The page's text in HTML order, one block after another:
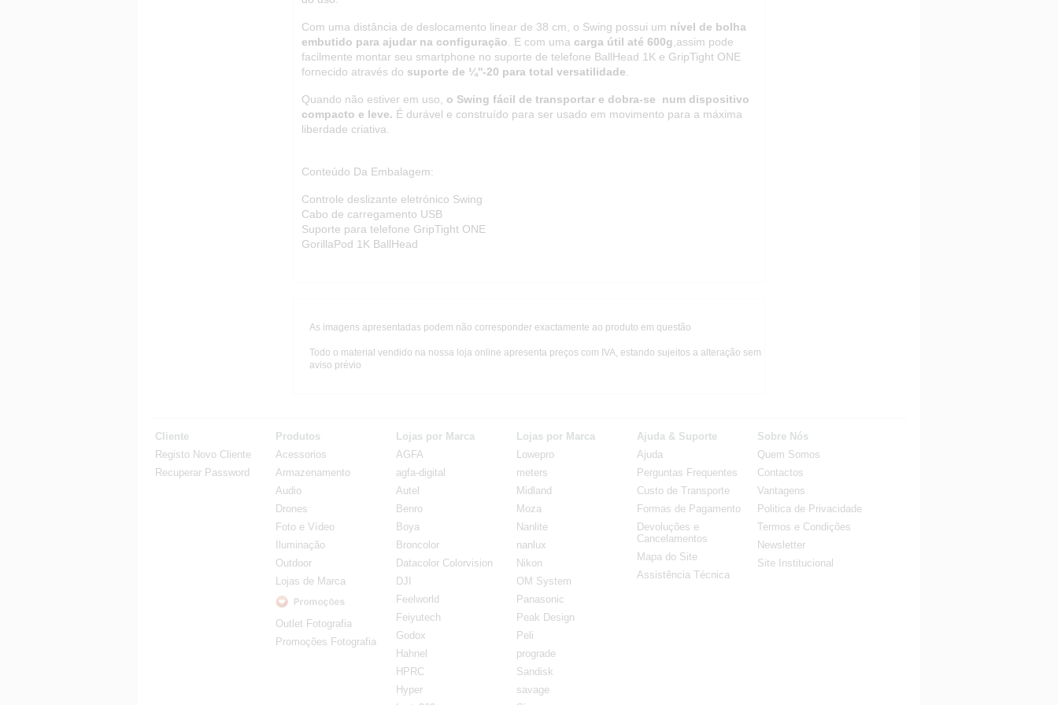
Com uma distância de deslocamento linear de 38 cm, o Swing possui um nível de bolha
embutido para ajudar na configuração . E com uma carga útil até 600g ,assim pode
facilmente montar seu smartphone no suporte de telefone BallHead 1K e GripTight ONE
fornecido através do suporte de ¼''-20 para total versatilidade
Quando não estiver em uso,
o Swing fácil de transportar e dobra-se num dispositivo
compacto e leve. É durável e construído para ser usado em movimento para a máxima
liberdade criativa.
Conteúdo Da Embalagem:
Controle deslizante eletrónico Swing
Cabo de carregamento USB
Suporte para telefone GripTight ONE
GorillaPod 1K BallHead
As imagens apresentadas podem não corresponder exactamente ao produto em questão
Todo o material vendido na nossa loja online apresenta preços com IVA, estando sujeitos a alteração sem
aviso prévio
Cliente
Registo Novo Cliente
Recuperar Password
Produtos
Acessorios
Armazenamento
Audio
Drones
Foto e Vídeo
Iluminação
Outdoor
Lojas de Marca
Outlet Fotografia
Promoções Fotografia
Lojas por Marca
AGFA
agfa-digital
Autel
Benro
Boya
Broncolor
Datacolor Colorvision
DJI
Feelworld
Feiyutech
Godox
Hahnel
HPRC
Hyper
Lojas por Marca
Lowepro
meters
Midland
Moza
Nanlite
nanlux
Nikon
OM System
Panasonic
Peak Design
Peli
prograde
Sandisk
savage
Ajuda & Suporte
Ajuda
Perguntas Frequentes
Custo de Transporte
Formas de Pagamento
Devoluções e
Cancelamentos
Mapa do Site
Assistência Técnica
Sobre Nós
Quem Somos
Contactos
Vantagens
Politica de Privacidade
Termos e Condições
Newsletter
Site Institucional